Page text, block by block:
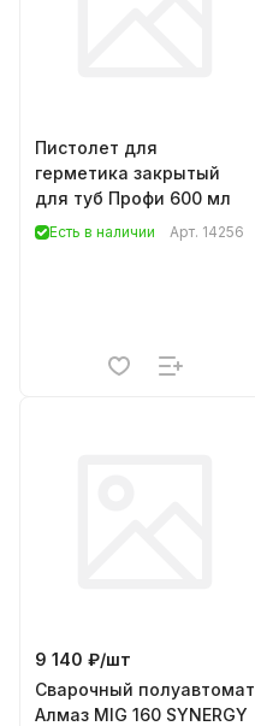
Пистолет для
герметика закрытый
для туб Профи 600 мл
Есть в наличии Арт. 14256
9 140 ₽/шт
Сварочный полуавтомат
Алмаз MIG 160 SYNERGY